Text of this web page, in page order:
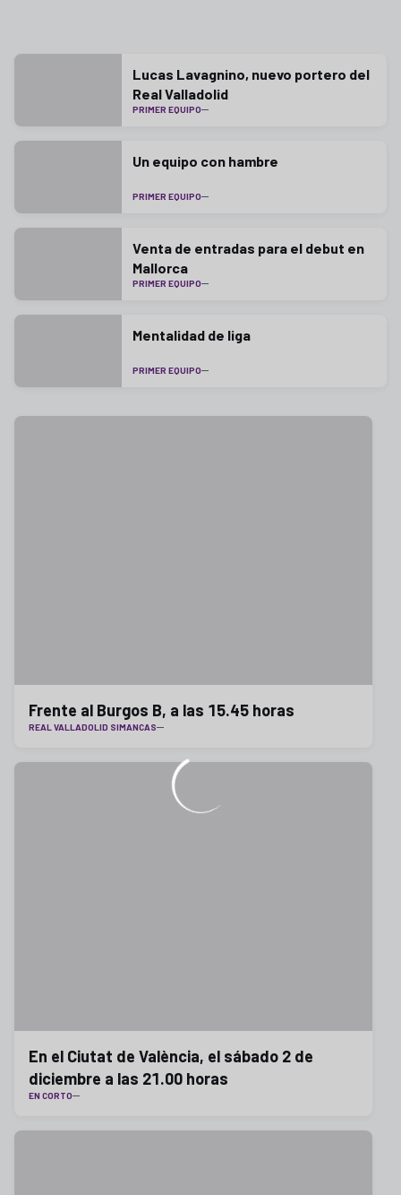
Lucas Lavagnino, nuevo portero del
Real Valladolid
PRIMER EQUIPO
Un equipo con hambre
PRIMER EQUIPO
Venta de entradas para el debut en
Mallorca
PRIMER EQUIPO
Mentalidad de liga
PRIMER EQUIPO
Frente al Burgos B, a las 15.45 horas
REAL VALLADOLID SIMANCAS
En el Ciutat de València, el sábado 2 de
diciembre a las 21.00 horas
EN CORTO